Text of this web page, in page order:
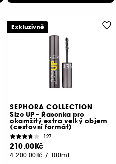
SEPHORA COLLECTION
Size UP – Řasenka pro
okamžitý extra velký objem
(cestovní formát)
127
210.00Kč
4 200.00Kč / 100ml
Exkluzivně